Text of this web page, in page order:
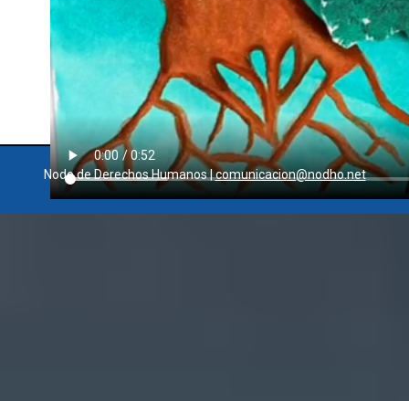
Nodo de Derechos Humanos |comunicacion@nodho.net